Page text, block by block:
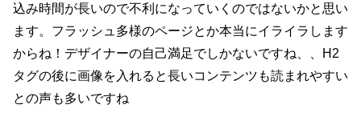
込み時間が長いので不利になっていくのではないかと思い
ます。フラッシュ多様のページとか本当にイライラします
からね！デザイナーの自己満足でしかないですね、、H2
タグの後に画像を入れると長いコンテンツも読まれやすい
との声も多いですね